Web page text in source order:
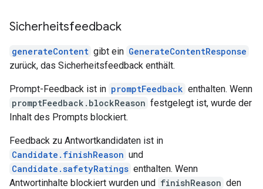
Sicherheitsfeedback
generateContent gibt ein GenerateContentResponse
zurück, das Sicherheitsfeedback enthält.
Prompt-Feedback ist in promptFeedback enthalten. Wenn
promptFeedback.blockReason festgelegt ist, wurde der
Inhalt des Prompts blockiert.
Feedback zu Antwortkandidaten ist in
Candidate.finishReason und
Candidate.safetyRatings enthalten. Wenn
Antwortinhalte blockiert wurden und finishReason den